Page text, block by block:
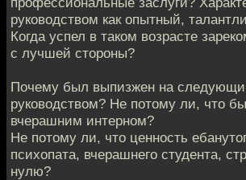
руководством как опытный,
Когда успел в таком возрасте
с лучшей стороны?
Почему был выпизжен на
руководством? Не потому ли, что
вчерашним интерном?
Не потому ли, что ценность
психопата, вчерашнего студента,
нулю?